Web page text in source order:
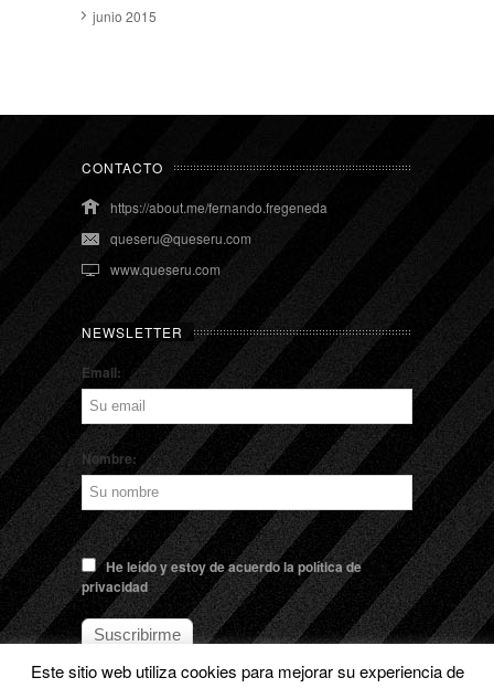
junio 2015
CONTACTO
https://about.me/fernando.fregeneda
queseru@queseru.com
www.queseru.com
NEWSLETTER
Email:
Nombre:
He leído y estoy de acuerdo la política de
privacidad
Este sitio web utiliza cookies para mejorar su experiencia de